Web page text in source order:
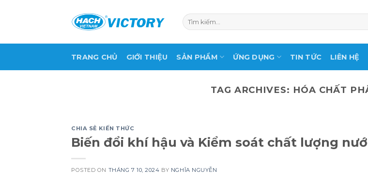
Tìm
kiếm:
TRANG CHỦ GIỚI THIỆU SẢN PHẨM ỨNG DỤNG TIN TỨC LIÊN HỆ
TAG ARCHIVES: HÓA CHẤT
CHIA SẺ KIẾN THỨC
Biến đổi khí hậu và Kiểm soát chất lượng
POSTED ON THÁNG 7 10, 2024 BY NGHĨA NGUYỄN